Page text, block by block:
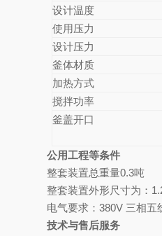
设计温度
使用压力
设计压力
釜体材质
加热方式
搅拌功率
釜盖开口
公用工程等条件
整套装置总重量0.3吨
整套装置外形尺寸为：
电气要求：380V 三相五
技术与售后服务